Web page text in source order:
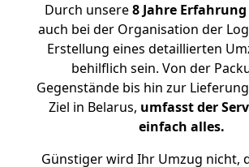
Durch unsere8 Jahre Erfahrung
auch bei der Organisation der
Erstellung eines detaillierten
behilflich sein. Von der
Gegenstände bis hin zur
Ziel in Belarus, umfasst der
einfach alles.
Günstiger wird Ihr Umzug nicht,